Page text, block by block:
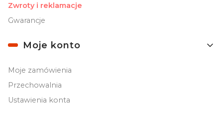
Zwroty i reklamacje
Gwarancje
Moje konto
Moje zamówienia
Przechowalnia
Ustawienia konta